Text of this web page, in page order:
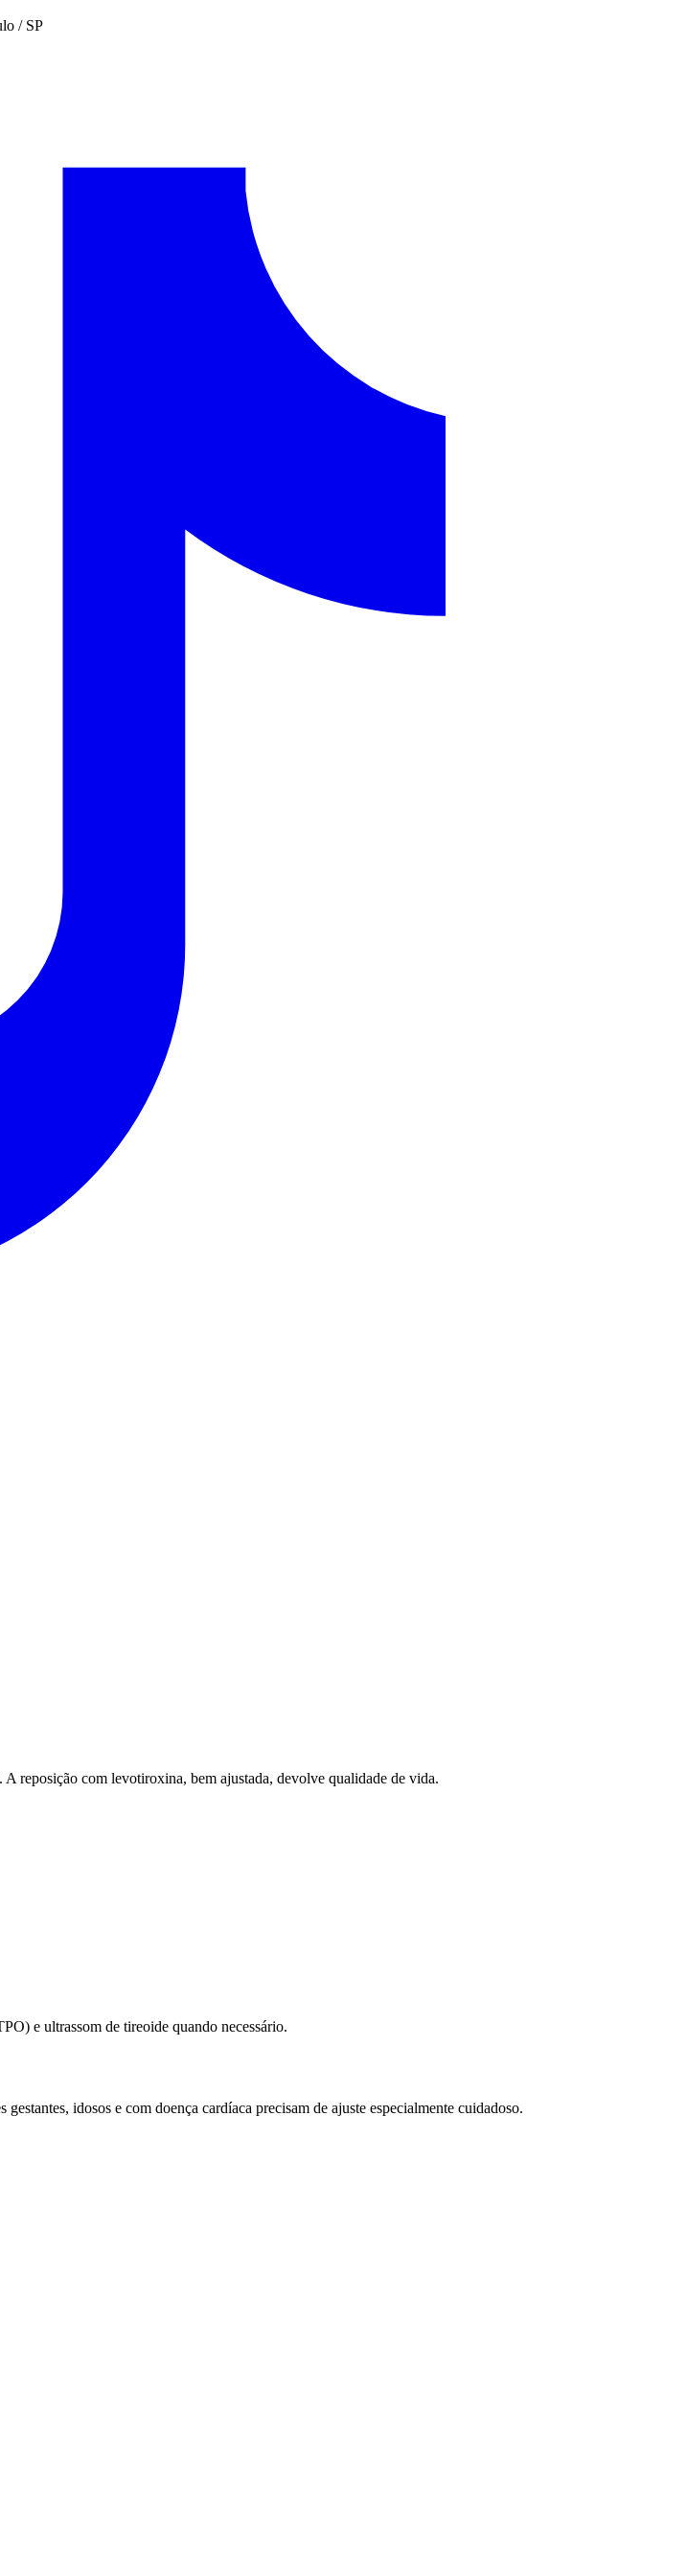
/ SP
reposição com levotiroxina, bem ajustada, devolve qualidade de vida.
e ultrassom de tireoide quando necessário.
idosos e com doença cardíaca precisam de ajuste especialmente cuidadoso.